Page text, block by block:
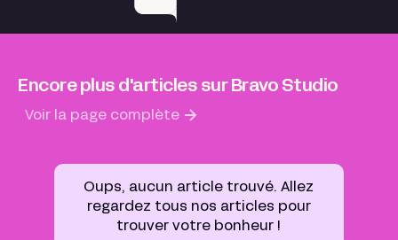
Encore plus d'articles sur Bravo Studio
Voir la page complète
Oups, aucun article trouvé. Allez
regardez tous nos articles pour
trouver votre bonheur !